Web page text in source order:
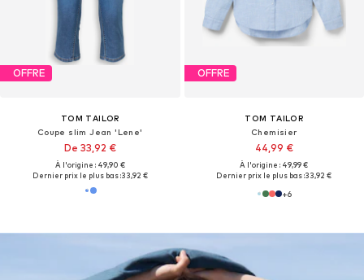
OFFRE
TOM TAILOR
Coupe slim Jean 'Lene'
De 33,92 €
À l'origine : 49,90 €
Dernier prix le plus bas :33,92 €
OFFRE
TOM TAILOR
Chemisier
44,99 €
À l'origine : 49,99 €
Dernier prix le plus bas :33,92 €
+6